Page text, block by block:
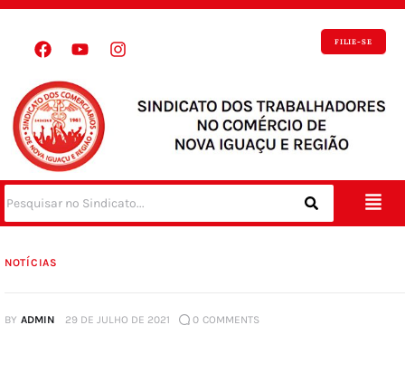
FILIE-SE
NOTÍCIAS
BY ADMIN 29 DE JULHO DE 2021 0 COMMENTS